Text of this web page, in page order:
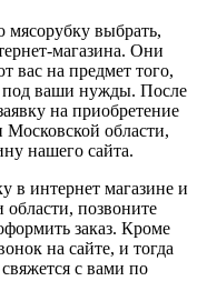
мясорубку выбрать,
магазина. Они
вас на предмет того,
под ваши нужды. После
на приобретение
Московской области,
нашего сайта.
в интернет магазине и
позвоните
заказ. Кроме
на сайте, и тогда
с вами по